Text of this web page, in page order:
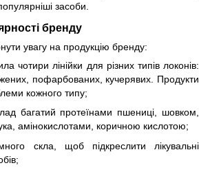
засоби.
бренду
увагу на продукцію бренду:
чотири лінійки для різних типів локонів:
пофарбованих, кучерявих. Продукти
кожного типу;
багатий протеїнами пшениці, шовком,
амінокислотами, коричною кислотою;
скла, щоб підкреслити лікувальні